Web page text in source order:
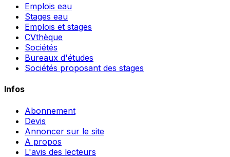
Emplois eau
Stages eau
Emplois et stages
CVthèque
Sociétés
Bureaux d'études
Sociétés proposant des stages
Infos
Abonnement
Devis
Annoncer sur le site
A propos
L'avis des lecteurs